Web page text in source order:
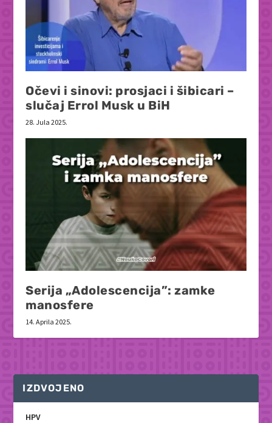
Očevi i sinovi: prosjaci i šibicari –
slučaj Errol Musk u BiH
28. Jula 2025.
Serija „Adolescencija”: zamke
manosfere
14. Aprila 2025.
IZDVOJENO
HPV